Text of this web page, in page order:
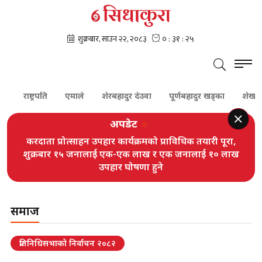
राष्ट्रपति एमाले शेरबहादुर देउवा पूर्णबहादुर खड्का शेखर
अपडेट
करदाता प्रोत्साहन उपहार कार्यक्रमको प्राविधिक तयारी पूरा,
शुक्रबार १५ जनालाई एक-एक लाख र एक जनालाई १० लाख
उपहार घोषणा हुने
समाज
प्रतिनिधिसभाको निर्वाचन २०८२